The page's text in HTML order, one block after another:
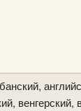
венгерский,